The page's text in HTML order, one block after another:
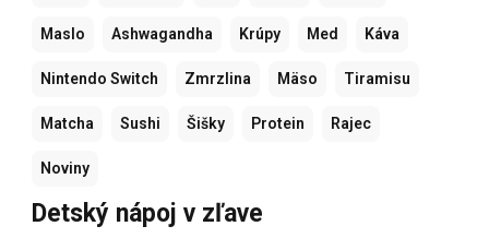
Maslo Ashwagandha Krúpy Med Káva
Nintendo Switch Zmrzlina Mäso Tiramisu
Matcha Sushi Šišky Protein Rajec
Noviny
Detský nápoj v zľave